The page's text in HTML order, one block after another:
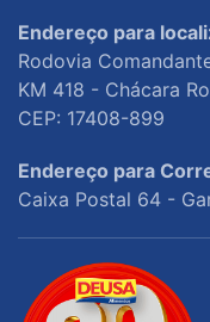
Endereço para
Rodovia
KM 418 - Chácara
CEP: 17408-899
Endereço para
Caixa Postal 64 -